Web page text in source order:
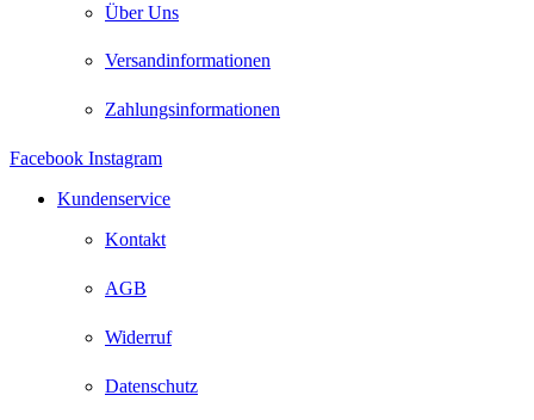
Über Uns
Versandinformationen
Zahlungsinformationen
Facebook Instagram
Kundenservice
Kontakt
AGB
Widerruf
Datenschutz